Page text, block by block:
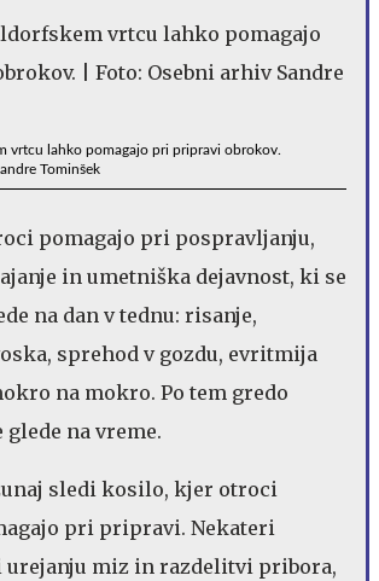
vrtcu lahko pomagajo pri pripravi obrokov.
Tominšek
pomagajo pri pospravljanju,
in umetniška dejavnost, ki se
na dan v tednu: risanje,
sprehod v gozdu, evritmija
na mokro. Po tem gredo
glede na vreme.
sledi kosilo, kjer otroci
pri pripravi. Nekateri
urejanju miz in razdelitvi pribora,